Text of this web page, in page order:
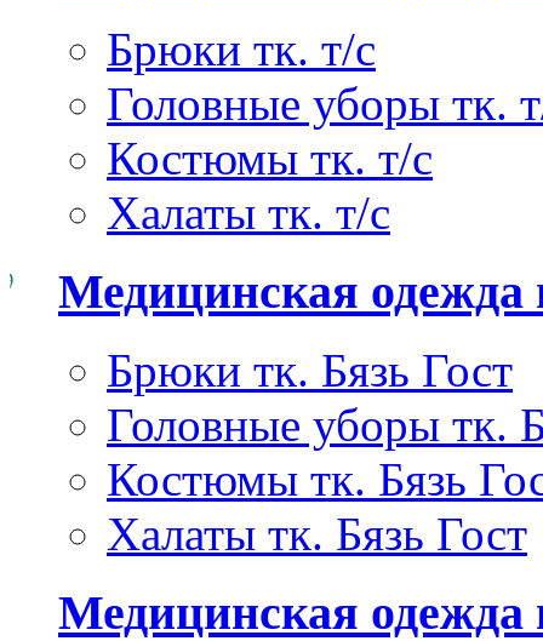
Брюки тк. т/с
Головные уборы тк.
Костюмы тк. т/с
Халаты тк. т/с
Медицинская одежда
Брюки тк. Бязь Гост
Головные уборы тк.
Костюмы тк. Бязь
Халаты тк. Бязь Гост
Медицинская одежда